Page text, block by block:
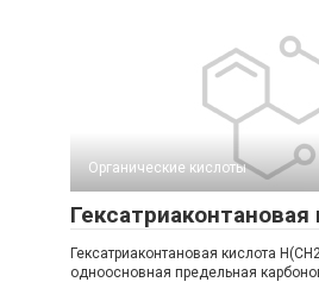
Органические кислоты‎
Гексатриаконтановая
Гексатриаконтановая кислота
одноосновная предельная